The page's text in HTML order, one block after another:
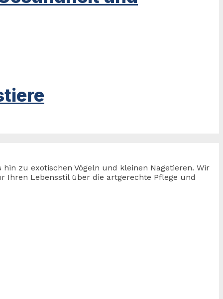
zu exotischen Vögeln und kleinen Nagetieren. Wir
Ihren Lebensstil über die artgerechte Pflege und